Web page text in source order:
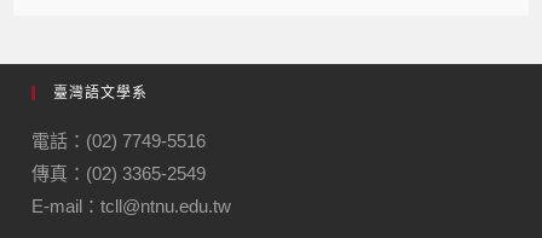
臺灣語文學系
電話：(02) 7749-5516
傳真：(02) 3365-2549
E-mail：tcll@ntnu.edu.tw